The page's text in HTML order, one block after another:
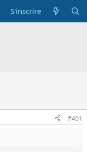
S'inscrire
#401